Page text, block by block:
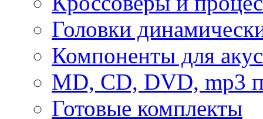
Головки
Компоненты для
MD, CD, DVD, mp3
Готовые комплекты